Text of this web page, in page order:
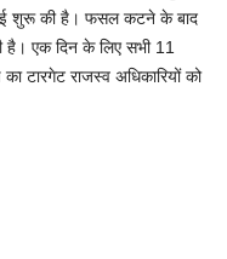
शुरू की है। फसल कटने के बाद
एक दिन के लिए सभी 11
टारगेट राजस्व अधिकारियों को